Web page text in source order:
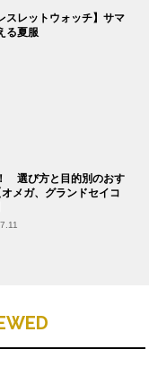
スレットウォッチ】サマ
る夏服
選び方と目的別のおす
メガ、グランドセイコ